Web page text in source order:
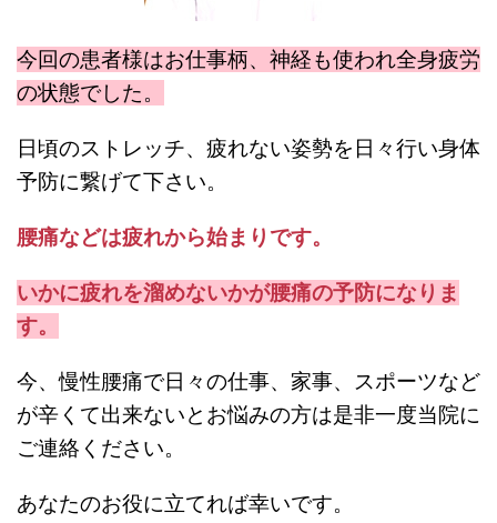
今回の患者様はお仕事柄、神経も使われ全身疲労
の状態でした。
日頃のストレッチ、疲れない姿勢を日々行い身体
予防に繋げて下さい。
腰痛などは疲れから始まりです。
いかに疲れを溜めないかが腰痛の予防になりま
す。
今、慢性腰痛で日々の仕事、家事、スポーツなど
が辛くて出来ないとお悩みの方は是非一度当院に
ご連絡ください。
あなたのお役に立てれば幸いです。